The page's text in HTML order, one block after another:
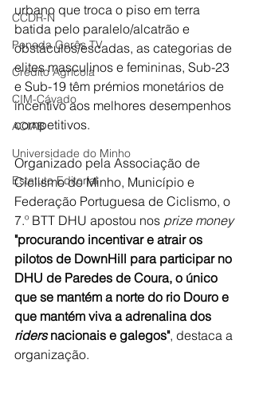
CCDR-N
Peneda Gerês TV
Crédito Agrícola
CIM-Cávado
ACIAB
Universidade do Minho
Estatuto Editorial
urbano que troca o piso em terra
batida pelo paralelo/alcatrão e
obstáculos/escadas, as categorias de
elites masculinos e femininas, Sub-23
e Sub-19 têm prémios monetários de
incentivo aos melhores desempenhos
competitivos.
Organizado pela Associação de
Ciclismo do Minho, Município e
Federação Portuguesa de Ciclismo, o
7.º BTT DHU apostou nos prize money
"procurando incentivar e atrair os
pilotos de DownHill para participar no
DHU de Paredes de Coura, o único
que se mantém a norte do rio Douro e
que mantém viva a adrenalina dos
riders nacionais e galegos", destaca a
organização.